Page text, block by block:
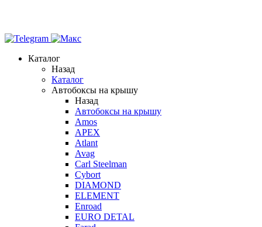
Каталог
Назад
Каталог
Автобоксы на крышу
Назад
Автобоксы на крышу
Amos
APEX
Atlant
Avag
Carl Steelman
Cybort
DIAMOND
ELEMENT
Enroad
EURO DETAL